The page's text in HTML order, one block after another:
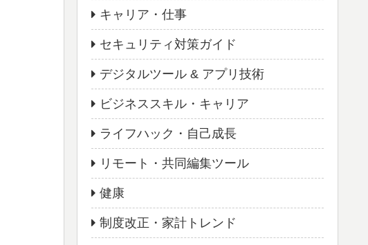
キャリア・仕事
セキュリティ対策ガイド
デジタルツール & アプリ技術
ビジネススキル・キャリア
ライフハック・自己成長
リモート・共同編集ツール
健康
制度改正・家計トレンド